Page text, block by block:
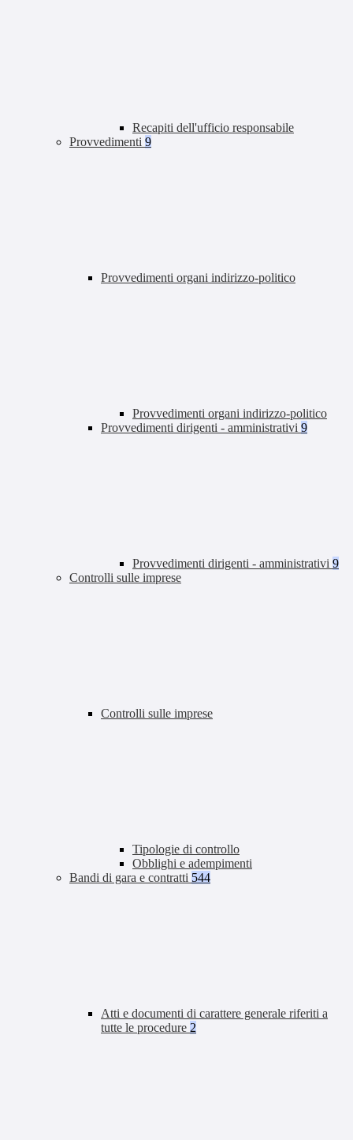
Recapiti dell'ufficio responsabile
Provvedimenti 9
Provvedimenti organi indirizzo-politico
Provvedimenti organi indirizzo-politico
Provvedimenti dirigenti - amministrativi 9
Provvedimenti dirigenti - amministrativi 9
Controlli sulle imprese
Controlli sulle imprese
Tipologie di controllo
Obblighi e adempimenti
Bandi di gara e contratti 544
Atti e documenti di carattere generale riferiti a
tutte le procedure 2